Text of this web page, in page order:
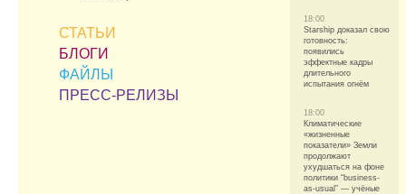
СТАТЬИ
БЛОГИ
ФАЙЛЫ
ПРЕСС-РЕЛИЗЫ
18:00
Starship доказал свою
готовность:
появились
эффектные кадры
длительного
испытания огнём
18:00
Климатические
«жизненные
показатели» Земли
продолжают
ухудшаться на фоне
политики “business-
as-usual” — учёные